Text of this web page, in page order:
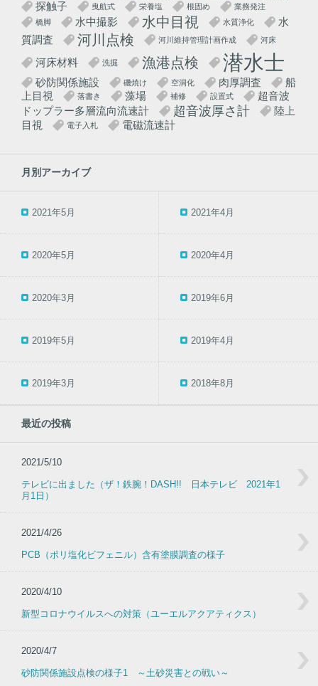
探触子 曳航式 栄養塩 根固め
業務発注
橋脚
水中撮影 水中目視 水質浄化
水
質調査
河川点検 河川維持管理計画作成 河床
河床材料 洗掘 漁港点検 潜水士
砂防関係施設 磯焼け 空洞化 肉厚調査
船
上目視
落書き 藻場 補修 設置式
超音波
ドップラー多層流向流速計
超音波厚さ計
陸上
目視
電子入札 電磁流速計
月別アーカイブ
2021年5月 2021年4月
2020年5月 2020年4月
2020年3月 2019年6月
2019年5月 2019年4月
2019年3月 2018年8月
最近の投稿
2021/5/10
テレビに出ました（ザ！鉄腕！DASH!! 日本テレビ 2021年1
月1日）
2021/4/26
PCB（ポリ塩化ビフェニル）含有塗膜調査の様子
2020/4/10
新型コロナウイルスへの対策（ユーエルアクアティクス）
2020/4/7
砂防関係施設点検の様子1 ～土砂災害との戦い～